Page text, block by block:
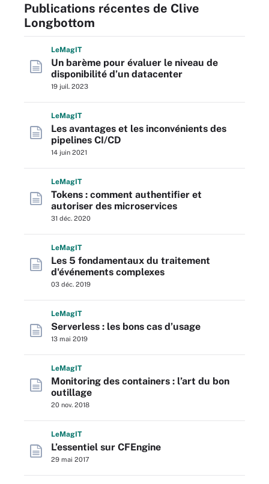
Publications récentes de Clive
Longbottom
LeMagIT
Un barème pour évaluer le niveau de
disponibilité d’un datacenter
19 juil. 2023
LeMagIT
Les avantages et les inconvénients des
pipelines CI/CD
14 juin 2021
LeMagIT
Tokens : comment authentifier et
autoriser des microservices
31 déc. 2020
LeMagIT
Les 5 fondamentaux du traitement
d'événements complexes
03 déc. 2019
LeMagIT
Serverless : les bons cas d’usage
13 mai 2019
LeMagIT
Monitoring des containers : l’art du bon
outillage
20 nov. 2018
LeMagIT
L’essentiel sur CFEngine
29 mai 2017